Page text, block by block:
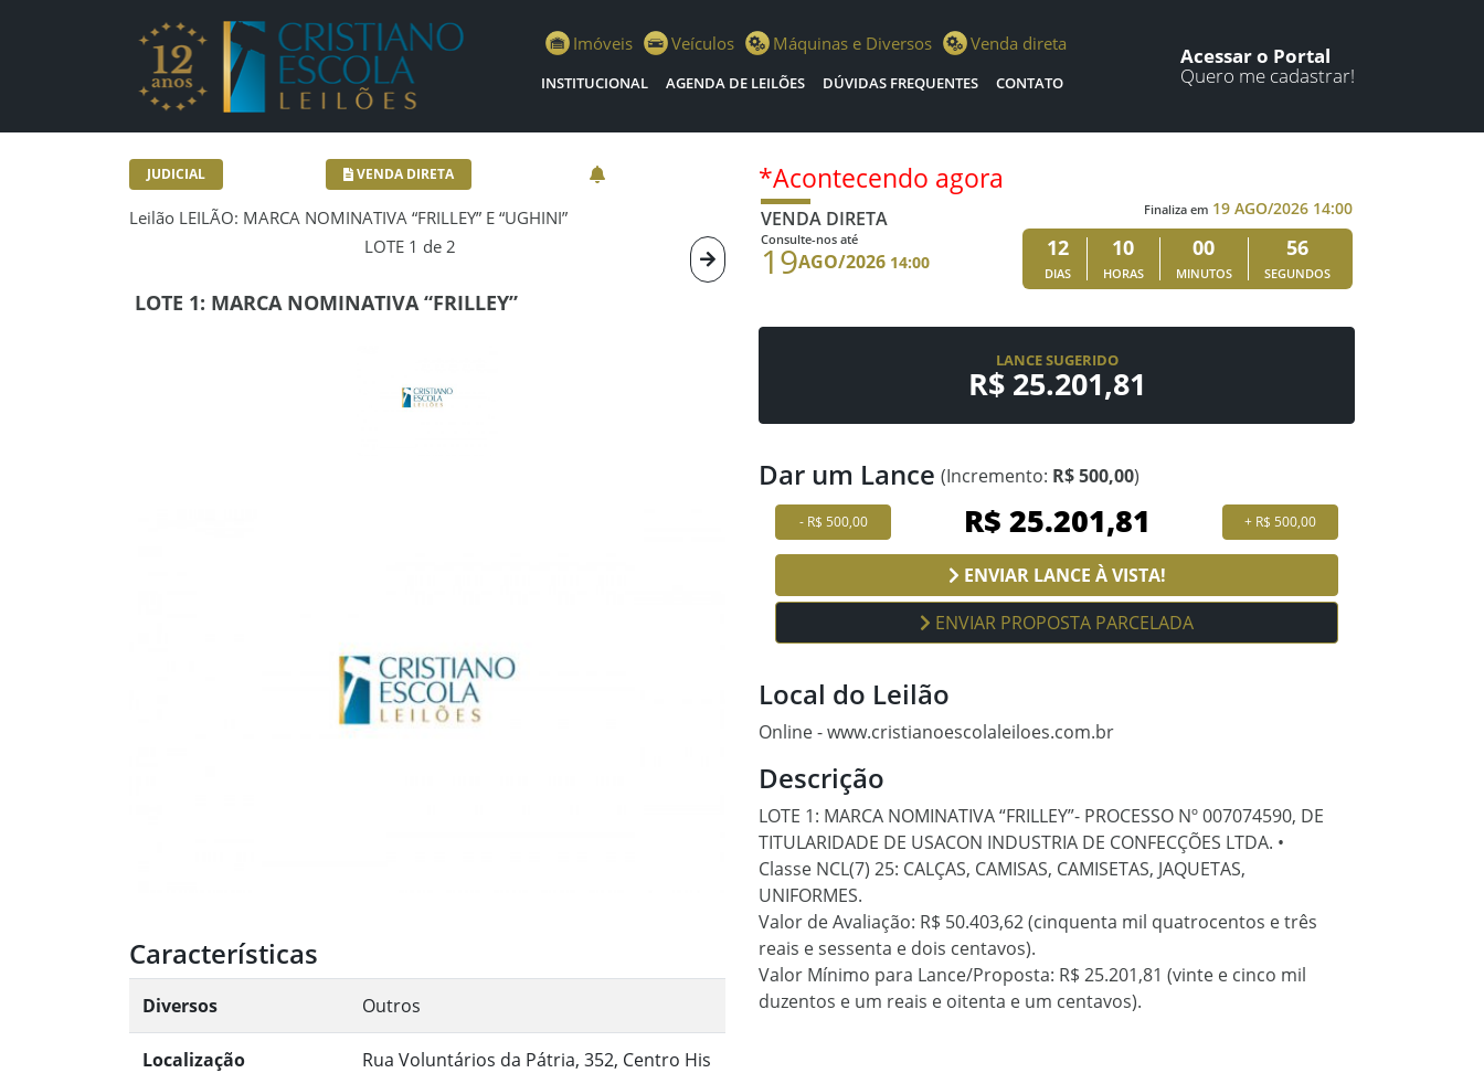
Imóveis Veículos Máquinas e Diversos Venda direta
INSTITUCIONAL AGENDA DE LEILÕES DÚVIDAS FREQUENTES CONTATO
Acessar o Portal
Quero me cadastrar!
JUDICIAL VENDA DIRETA
Leilão LEILÃO: MARCA NOMINATIVA “FRILLEY” E “UGHINI”
LOTE 1 de 2
LOTE 1: MARCA NOMINATIVA “FRILLEY”
Características
Diversos Outros
Localização
Rua Voluntários da Pátria, 352, Centro His
*Acontecendo agora
VENDA DIRETA
Consulte-nos até
19AGO/2026 14:00
Finaliza em 19 AGO/2026 14:00
12
DIAS
10
HORAS
00
MINUTOS
56
SEGUNDOS
LANCE SUGERIDO
R$ 25.201,81
Dar um Lance (Incremento: R$ 500,00)
- R$ 500,00 + R$ 500,00
ENVIAR LANCE À VISTA!
ENVIAR PROPOSTA PARCELADA
Local do Leilão
Online - www.cristianoescolaleiloes.com.br
Descrição
LOTE 1: MARCA NOMINATIVA “FRILLEY”- PROCESSO Nº 007074590, DE
TITULARIDADE DE USACON INDUSTRIA DE CONFECÇÕES LTDA. •
Classe NCL(7) 25: CALÇAS, CAMISAS, CAMISETAS, JAQUETAS,
UNIFORMES.
Valor de Avaliação: R$ 50.403,62 (cinquenta mil quatrocentos e três
reais e sessenta e dois centavos).
Valor Mínimo para Lance/Proposta: R$ 25.201,81 (vinte e cinco mil
duzentos e um reais e oitenta e um centavos).